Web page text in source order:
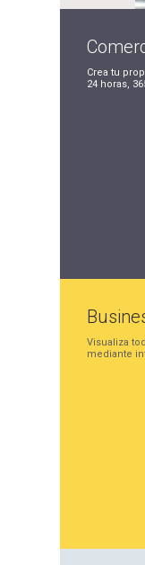
Crea tu
24 horas,
Visualiza
mediante